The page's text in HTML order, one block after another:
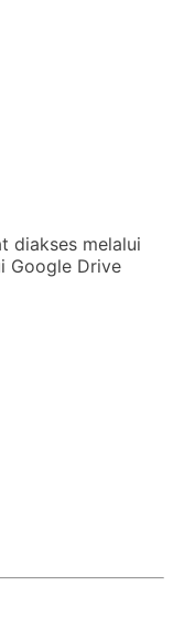
diakses melalui
Google Drive